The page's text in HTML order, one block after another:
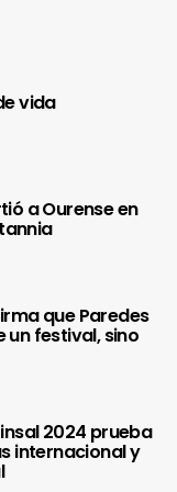
vida
a Ourense en
que Paredes
un festival, sino
2024 prueba
internacional y